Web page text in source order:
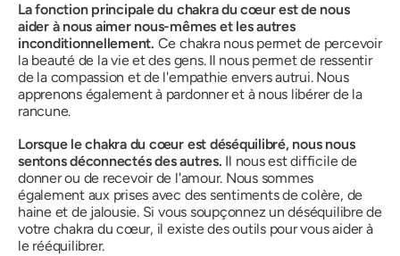
La fonction principale du chakra du cœur est de nous
aider à nous aimer nous-mêmes et les autres
inconditionnellement. Ce chakra nous permet de percevoir
la beauté de la vie et des gens. Il nous permet de ressentir
de la compassion et de l'empathie envers autrui. Nous
apprenons également à pardonner et à nous libérer de la
rancune.
Lorsque le chakra du cœur est déséquilibré, nous nous
sentons déconnectés des autres. Il nous est difficile de
donner ou de recevoir de l'amour. Nous sommes
également aux prises avec des sentiments de colère, de
haine et de jalousie. Si vous soupçonnez un déséquilibre de
votre chakra du cœur, il existe des outils pour vous aider à
le rééquilibrer.